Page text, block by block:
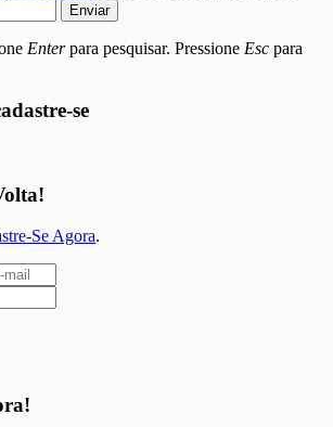
Enviar
Enterpara pesquisar. Pressione Esc para
se
Se Agora.